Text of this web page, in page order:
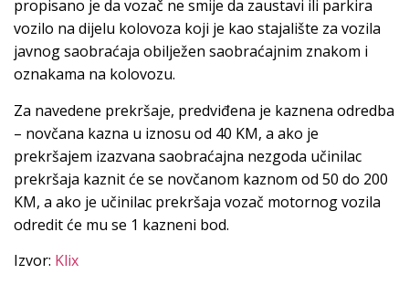
propisano je da vozač ne smije da zaustavi ili parkira
vozilo na dijelu kolovoza koji je kao stajalište za vozila
javnog saobraćaja obilježen saobraćajnim znakom i
oznakama na kolovozu.
Za navedene prekršaje, predviđena je kaznena odredba
– novčana kazna u iznosu od 40 KM, a ako je
prekršajem izazvana saobraćajna nezgoda učinilac
prekršaja kaznit će se novčanom kaznom od 50 do 200
KM, a ako je učinilac prekršaja vozač motornog vozila
odredit će mu se 1 kazneni bod.
Izvor: Klix